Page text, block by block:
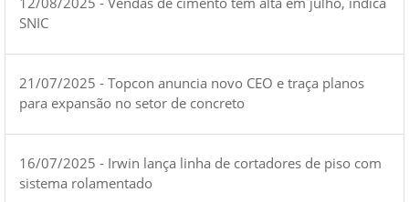
SNIC
21/07/2025 - Topcon anuncia novo CEO e traça planos
para expansão no setor de concreto
16/07/2025 - Irwin lança linha de cortadores de piso com
sistema rolamentado